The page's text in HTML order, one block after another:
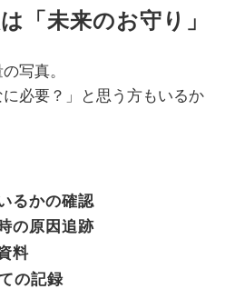
「未来のお守り」
写真。
必要？」と思う方もいるか
るかの確認
の原因追跡
料
の記録